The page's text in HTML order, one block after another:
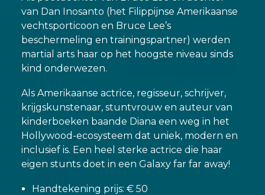
van Dan Inosanto (het Filippijnse Amerikaanse
vechtsporticoon en Bruce Lee’s
beschermeling en trainingspartner) werden
martial arts haar op het hoogste niveau sinds
kind onderwezen.
Als Amerikaanse actrice, regisseur, schrijver,
krijgskunstenaar, stuntvrouw en auteur van
kinderboeken baande Diana een weg in het
Hollywood-ecosysteem dat uniek, modern en
inclusief is. Een heel sterke actrice die haar
eigen stunts doet in een Galaxy far far away!
Handtekening prijs: € 50